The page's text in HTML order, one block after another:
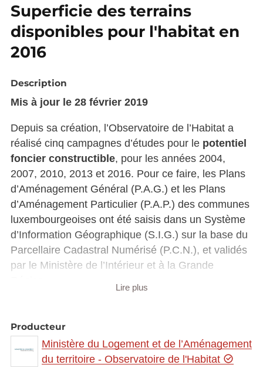
Superficie des terrains
disponibles pour l'habitat en
2016
Description
Mis à jour le 28 février 2019
Depuis sa création, l’Observatoire de l’Habitat a
réalisé cinq campagnes d’études pour le potentiel
foncier constructible, pour les années 2004,
2007, 2010, 2013 et 2016. Pour ce faire, les Plans
d’Aménagement Général (P.A.G.) et les Plans
d’Aménagement Particulier (P.A.P.) des communes
luxembourgeoises ont été saisis dans un Système
d’Information Géographique (S.I.G.) sur la base du
Parcellaire Cadastral Numérisé (P.C.N.), et validés
par le Ministère de l’Intérieur et à la Grande
aériennes réalisées en 2004, 2007, 2010, 2013 et
2016 a été effectué pour l’ensemble du pays afin
de déterminer le statut d’occupation des parcelles.
Lire plus
Producteur
Ministère du Logement et de l’Aménagement
du territoire - Observatoire de l'Habitat